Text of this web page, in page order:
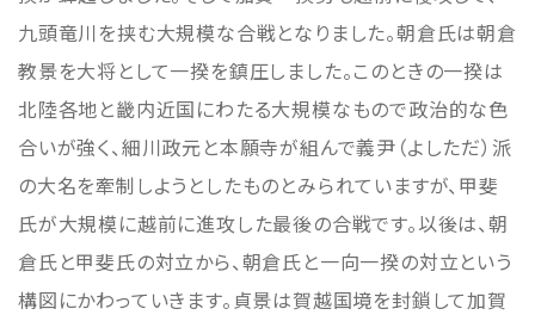
九頭竜川を挟む大規模な合戦となりました。朝倉氏は朝倉
教景を大将として一揆を鎮圧しました。このときの一揆は
北陸各地と畿内近国にわたる大規模なもので政治的な色
合いが強く、細川政元と本願寺が組んで義尹（よしただ）派
の大名を牽制しようとしたものとみられていますが、甲斐
氏が大規模に越前に進攻した最後の合戦です。以後は、朝
倉氏と甲斐氏の対立から、朝倉氏と一向一揆の対立という
構図にかわっていきます。貞景は賀越国境を封鎖して加賀